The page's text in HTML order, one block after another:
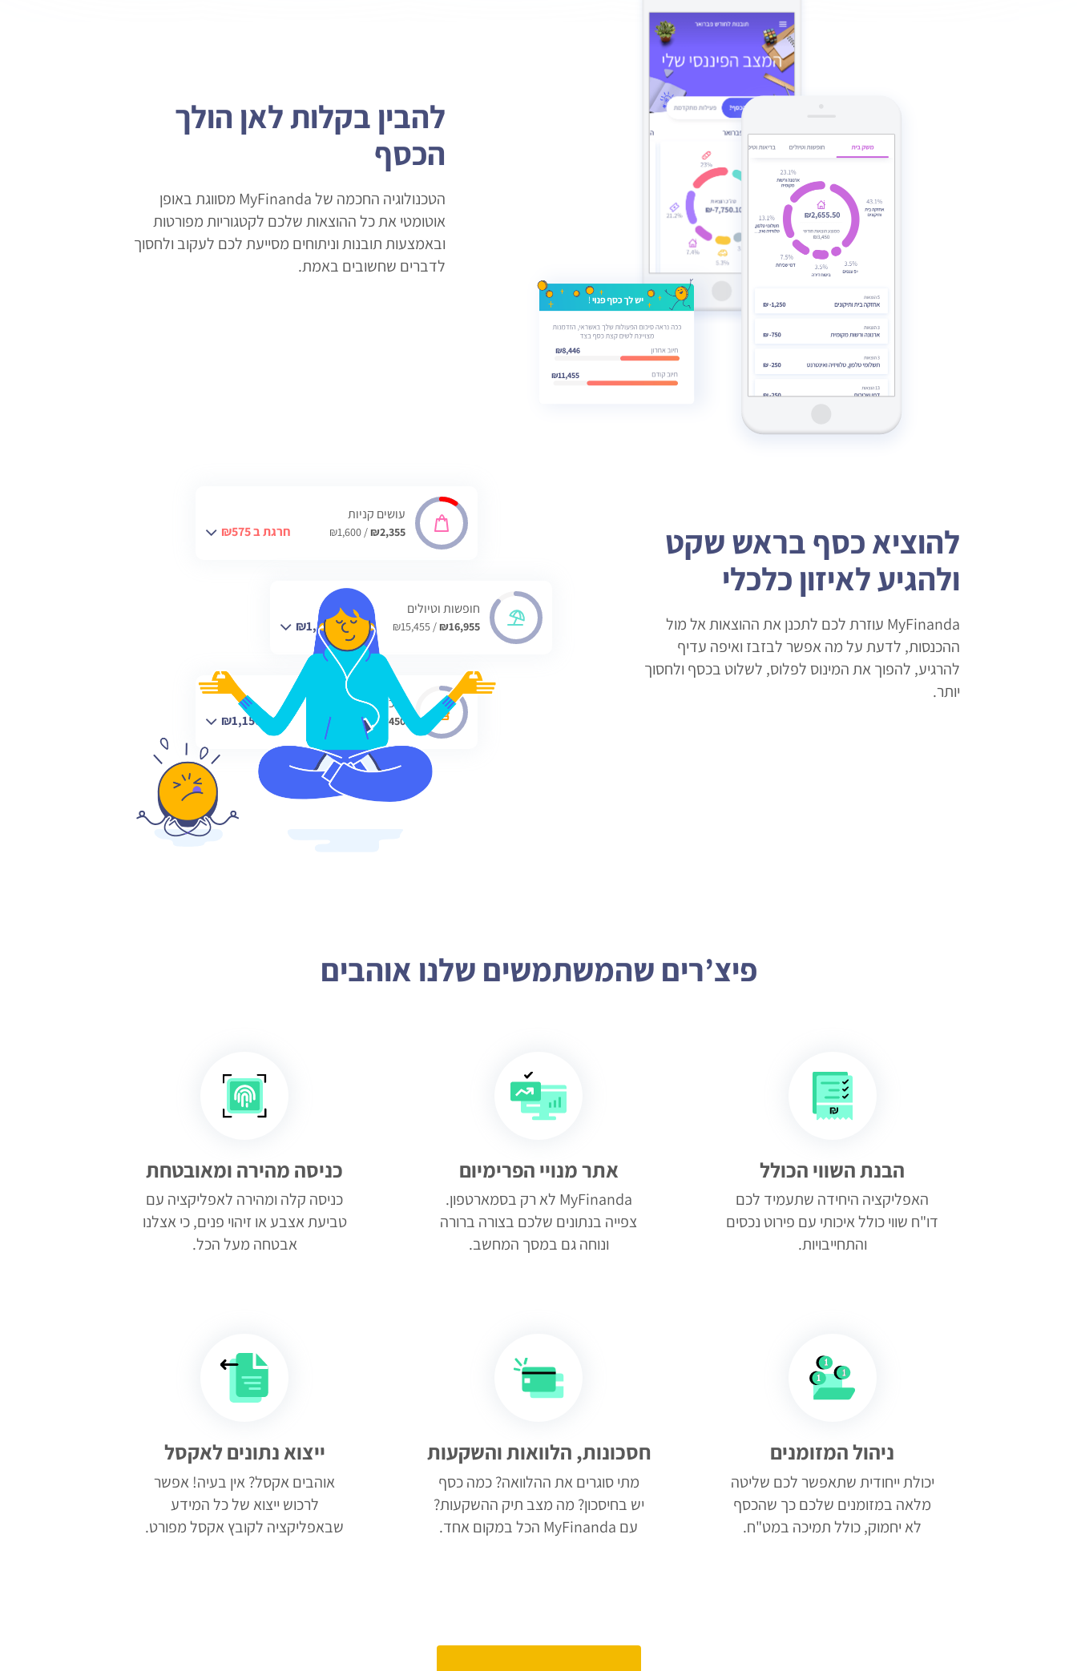
להבין בקלות לאן הולך
הכסף
הטכנולוגיה החכמה של MyFinanda מסווגת באופן
אוטומטי את כל ההוצאות שלכם לקטגוריות מפורטות
ובאמצעות תובנות וניתוחים מסייעת לכם לעקוב ולחסוך
לדברים שחשובים באמת.
להוציא כסף בראש שקט
ולהגיע לאיזון כלכלי
MyFinanda עוזרת לכם לתכנן את ההוצאות אל מול
ההכנסות, לדעת על מה אפשר לבזבז ואיפה עדיף
להרגיע, להפוך את המינוס לפלוס, לשלוט בכסף ולחסוך
יותר.
עושים קניות
₪2,355
/ ₪1,600 חרגת ב ₪575
חופשות וטיולים
₪16,955
/ ₪15,455 נותרו ₪1,500
אוכלים בחוץ
₪450
/ ₪1,600 נותר ₪1,150
פיצ’רים שהמשתמשים שלנו אוהבים
הבנת השווי הכולל
האפליקציה היחידה שתעמיד לכם
דו"ח שווי כולל איכותי עם פירוט נכסים
והתחייבויות.
אתר מנויי הפרימיום
MyFinanda לא רק בסמארטפון.
צפייה בנתונים שלכם בצורה ברורה
ונוחה גם במסך המחשב.
כניסה מהירה ומאובטחת
כניסה קלה ומהירה לאפליקציה עם
טביעת אצבע או זיהוי פנים, כי אצלנו
אבטחה מעל הכל.
ניהול המזומנים
יכולת ייחודית שתאפשר לכם שליטה
מלאה במזומנים שלכם כך שהכסף
לא יחמוק, כולל תמיכה במט"ח.
חסכונות, הלוואות והשקעות
מתי סוגרים את ההלוואה? כמה כסף
יש בחיסכון? מה מצב תיק ההשקעות?
עם MyFinanda הכל במקום אחד.
ייצוא נתונים לאקסל
אוהבים אקסל? אין בעיה! אפשר
לרכוש ייצוא של כל המידע
שבאפליקציה לקובץ אקסל מפורט.